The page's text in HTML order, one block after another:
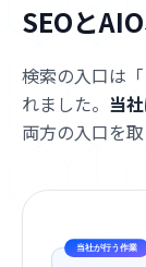
SEOと
検索の入口は
れました。 当
両方の入口を取
当社が行う作業